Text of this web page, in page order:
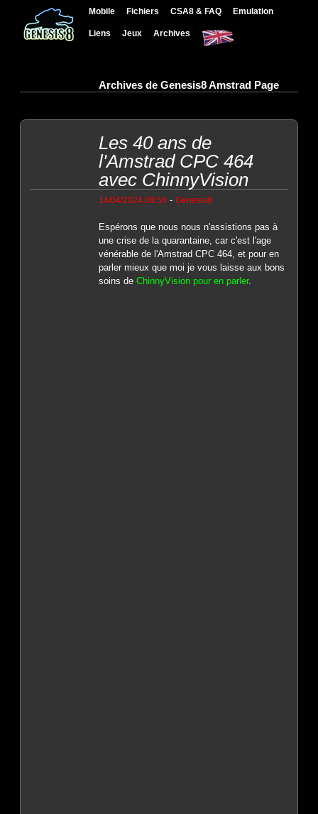
Mobile Fichiers CSA8 & FAQ Emulation
Liens Jeux Archives
Archives de Genesis8 Amstrad Page
Les 40 ans de
l'Amstrad CPC 464
avec ChinnyVision
14/04/2024 08:58 - Genesis8
Espérons que nous nous n'assistions pas à
une crise de la quarantaine, car c'est l'age
vénérable de l'Amstrad CPC 464, et pour en
parler mieux que moi je vous laisse aux bons
soins de ChinnyVision pour en parler.